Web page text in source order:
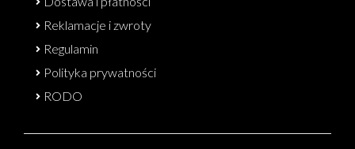
Reklamacje i zwroty
Regulamin
Polityka prywatności
RODO